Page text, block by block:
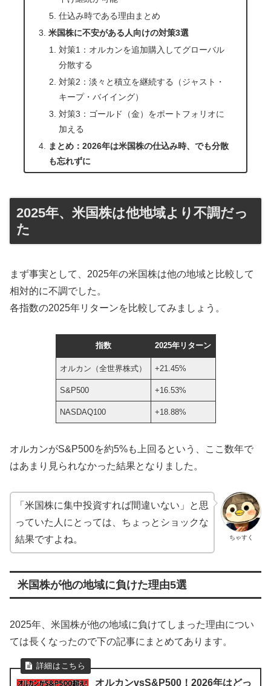
仕込み時である理由まとめ
米国株に不安がある人向けの対策3選
対策1：オルカンを追加購入してグローバル
分散する
対策2：淡々と積立を継続する（ジャスト・
キープ・バイイング）
対策3：ゴールド（金）をポートフォリオに
加える
まとめ：2026年は米国株の仕込み時、でも分散
も忘れずに
2025年、米国株は他地域より不調だっ
た
まず事実として、2025年の米国株は他の地域と比較して
相対的に不調でした。
各指数の2025年リターンを比較してみましょう。
指数 2025年リターン
オルカン（全世界株式） +21.45%
S&P500 +16.53%
NASDAQ100 +18.88%
オルカンがS&P500を約5%も上回るという、ここ数年で
はあまり見られなかった結果となりました。
ちゃすく
「米国株に集中投資すれば間違いない」と思
っていた人にとっては、ちょっとショックな
結果ですよね。
米国株が他の地域に負けた理由5選
2025年、米国株が他の地域に負けてしまった理由につい
ては長くなったので下の記事にまとめてあります。
オルカンvsS&P500！2026年はどっ